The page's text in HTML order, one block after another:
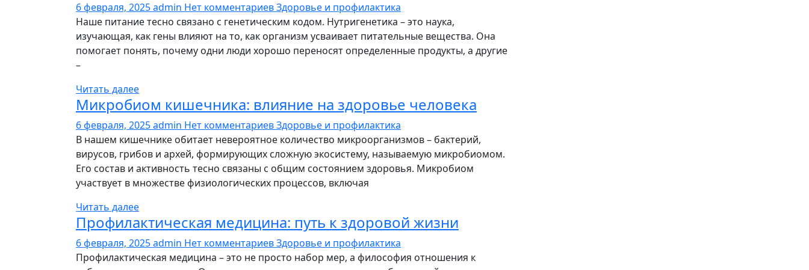
6 февраля, 2025admin Нет комментариевЗдоровье и профилактика
Наше питание тесно связано с генетическим кодом. Нутригенетика – это наука,
изучающая, как гены влияют на то, как организм усваивает питательные вещества. Она
помогает понять, почему одни люди хорошо переносят определенные продукты, а другие
–
Читать далее
Микробиом кишечника: влияние на здоровье человека
6 февраля, 2025admin Нет комментариевЗдоровье и профилактика
В нашем кишечнике обитает невероятное количество микроорганизмов – бактерий,
вирусов, грибов и архей, формирующих сложную экосистему, называемую микробиомом.
Его состав и активность тесно связаны с общим состоянием здоровья. Микробиом
участвует в множестве физиологических процессов, включая
Читать далее
Профилактическая медицина: путь к здоровой жизни
6 февраля, 2025admin Нет комментариевЗдоровье и профилактика
Профилактическая медицина – это не просто набор мер, а философия отношения к